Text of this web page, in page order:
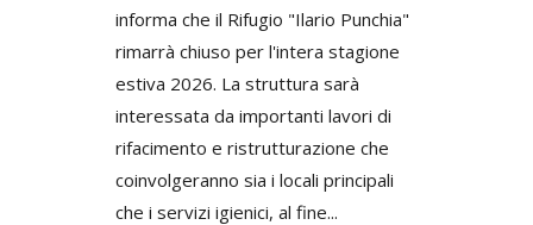
informa che il Rifugio "Ilario Punchia"
rimarrà chiuso per l'intera stagione
estiva 2026. La struttura sarà
interessata da importanti lavori di
rifacimento e ristrutturazione che
coinvolgeranno sia i locali principali
che i servizi igienici, al fine...